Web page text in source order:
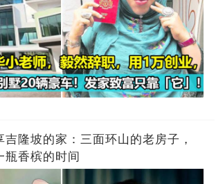
隆坡的家：三面环山的老房子，
瓶香槟的时间